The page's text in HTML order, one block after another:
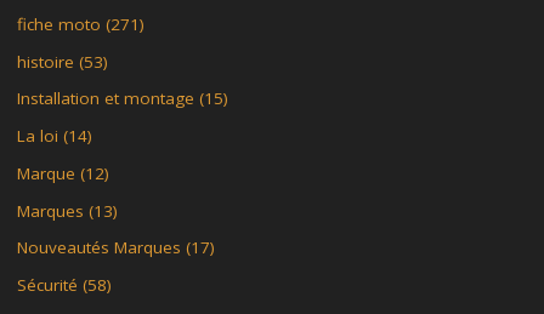
fiche moto (271)
histoire (53)
Installation et montage (15)
La loi (14)
Marque (12)
Marques (13)
Nouveautés Marques (17)
Sécurité (58)